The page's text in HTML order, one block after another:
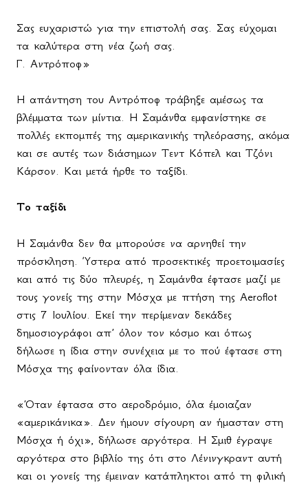
Σας ευχαριστώ για την επιστολή σας. Σας εύχομαι
τα καλύτερα στη νέα ζωή σας.
Γ
Αντρόποφ »
Η απάντηση του Αντρόποφ τράβηξε αμέσως τα
βλέμματα των μίντια. Η Σαμάνθα εμφανίστηκε σε
πολλές εκπομπές της αμερικανικής τηλεόρασης, ακόμα
και σε αυτές των διάσημων Τεντ Κόπελ και Τζόνι
Κάρσον. Και μετά ήρθε το ταξίδι.
Το ταξίδι
Η Σαμάνθα δεν θα μπορούσε να αρνηθεί την
πρόσκληση. Ύστερα από προσεκτικές προετοιμασίες
και από τις δύο πλευρές, η Σαμάνθα έφτασε μαζί με
τους γονείς της στην Μόσχα με πτήση της Aeroflot
στις 7 Ιουλίου. Εκεί την περίμεναν δεκάδες
δημοσιογράφοι απ’ όλον τον κόσμο και όπως
δήλωσε η ίδια στην συνέχεια με το πού έφτασε στη
Μόσχα της φαίνονταν όλα ίδια.
«Όταν έφτασα στο αεροδρόμιο, όλα έμοιαζαν
«αμερικάνικα». Δεν ήμουν σίγουρη αν ήμασταν στη
Μόσχα ή όχι», δήλωσε αργότερα. Η Σμιθ έγραψε
αργότερα στο βιβλίο της ότι στο Λένινγκραντ αυτή
και οι γονείς της έμειναν κατάπληκτοι από τη φιλική